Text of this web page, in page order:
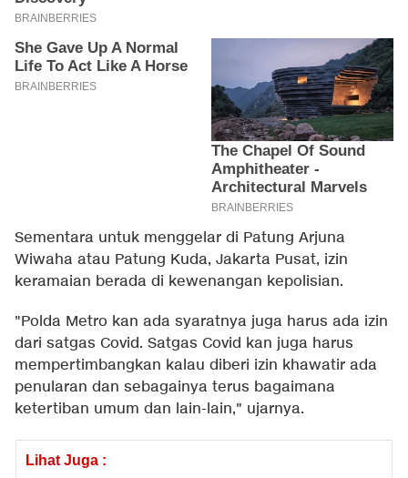
Sementara untuk menggelar di Patung Arjuna
Wiwaha atau Patung Kuda, Jakarta Pusat, izin
keramaian berada di kewenangan kepolisian.
"Polda Metro kan ada syaratnya juga harus ada izin
dari satgas Covid. Satgas Covid kan juga harus
mempertimbangkan kalau diberi izin khawatir ada
penularan dan sebagainya terus bagaimana
ketertiban umum dan lain-lain," ujarnya.
Lihat Juga :